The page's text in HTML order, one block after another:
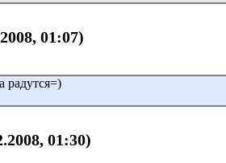
01:07)
радутся=)
01:30)